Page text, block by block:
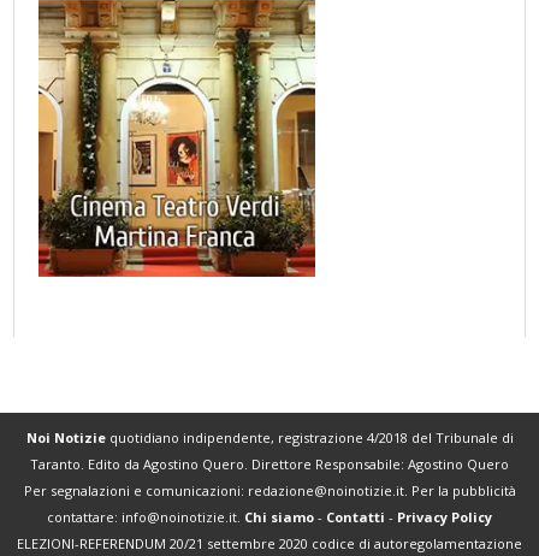
Noi Notiziequotidiano indipendente, registrazione 4/2018 del Tribunale di
Taranto. Edito da Agostino Quero. Direttore Responsabile: Agostino Quero
Per segnalazioni e comunicazioni: redazione@noinotizie.it. Per la pubblicità
contattare: info@noinotizie.it. Chi siamo - Contatti - Privacy Policy
ELEZIONI-REFERENDUM 20/21 settembre 2020 codice di autoregolamentazione